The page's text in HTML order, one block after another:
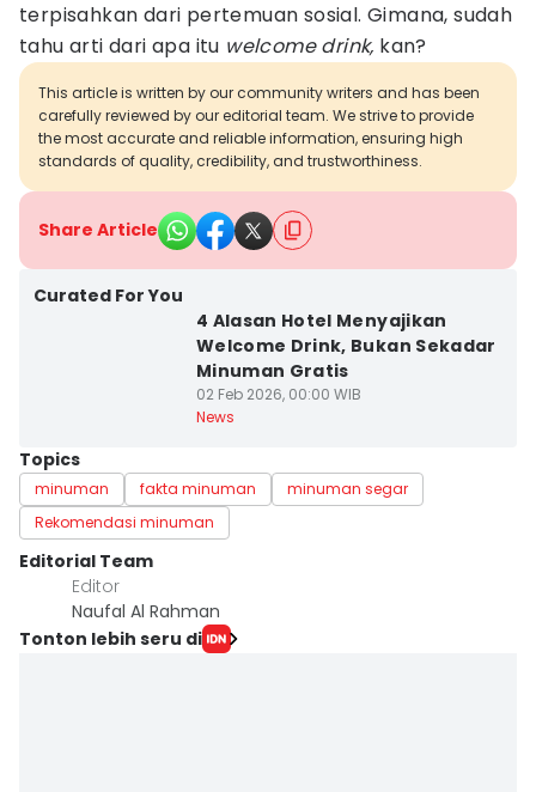
terpisahkan dari pertemuan sosial. Gimana, sudah
tahu arti dari apa itu welcome drink, kan?
This article is written by our community writers and has been
carefully reviewed by our editorial team. We strive to provide
the most accurate and reliable information, ensuring high
standards of quality, credibility, and trustworthiness.
Share Article
Curated For You
4 Alasan Hotel Menyajikan
Welcome Drink, Bukan Sekadar
Minuman Gratis
02 Feb 2026, 00:00 WIB
News
Topics
minuman fakta minuman
minuman segar
Rekomendasi minuman
Editorial Team
Editor
Naufal Al Rahman
Tonton lebih seru di